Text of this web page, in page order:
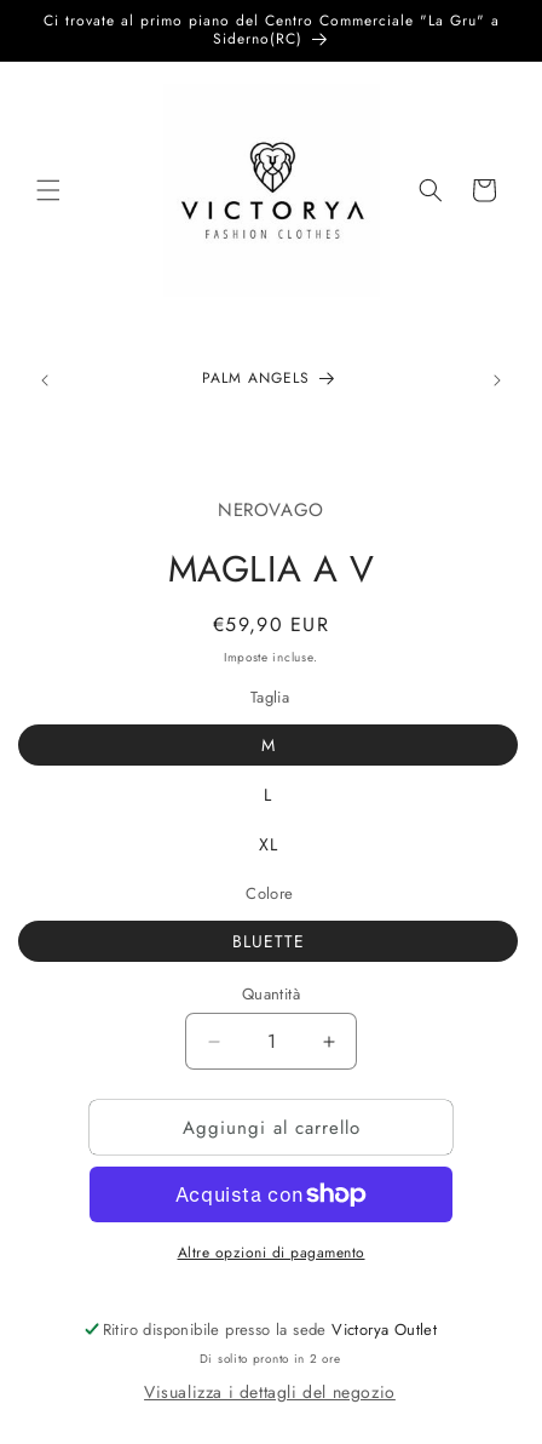
direttamente
Ci trovate al primo piano del Centro Commerciale "La Gru" a
Siderno(RC)
Carrello
PALM ANGELS
NEROVAGO
MAGLIA A V
Prezzo
di
€59,90 EUR
Imposte incluse.
Taglia
M
L
XL
Colore
BLUETTE
Quantità
Diminuisci
quantità
per
MAGLIA
A
Aumenta
quantità
per
MAGLIA
A
Aggiungi al carrello
Altre opzioni di pagamento
Ritiro disponibile presso la sedeVictorya Outlet
Di solito pronto in 2 ore
Visualizza i dettagli del negozio